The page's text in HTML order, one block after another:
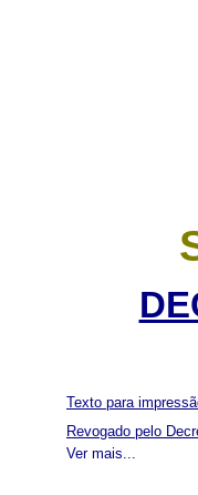
Ver mais...
Texto para
Revogado pelo